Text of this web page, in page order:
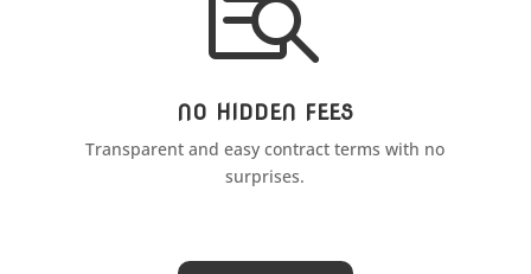
NO HIDDEN FEES
Transparent and easy contract terms with no
surprises.